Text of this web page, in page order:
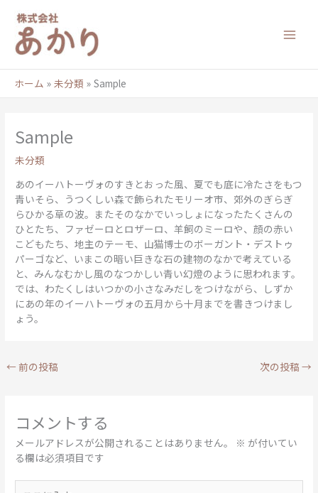
キ
ホーム 未分類 Sample
Sample
未分類
あのイーハトーヴォのすきとおった風、夏でも底に冷たさをもつ
青いそら、うつくしい森で飾られたモリーオ市、郊外のぎらぎ
らひかる草の波。またそのなかでいっしょになったたくさんの
ひとたち、ファゼーロとロザーロ、羊飼のミーロや、顔の赤い
こどもたち、地主のテーモ、山猫博士のボーガント・デストゥ
パーゴなど、いまこの暗い巨きな石の建物のなかで考えている
と、みんなむかし風のなつかしい青い幻燈のように思われます。
では、わたくしはいつかの小さなみだしをつけながら、しずか
にあの年のイーハトーヴォの五月から十月までを書きつけまし
ょう。
← 前の投稿 次の投稿 →
コメントする
メールアドレスが公開されることはありません。 ※ が付いてい
る欄は必須項目です